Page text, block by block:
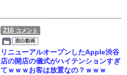
216 コメント
面白動画
リニューアルオープンしたApple渋谷
店の開店の儀式がハイテンションすぎ
てｗｗｗお客は放置なの？ｗｗｗ